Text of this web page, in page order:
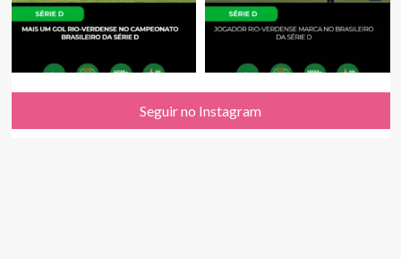
Seguir no Instagram